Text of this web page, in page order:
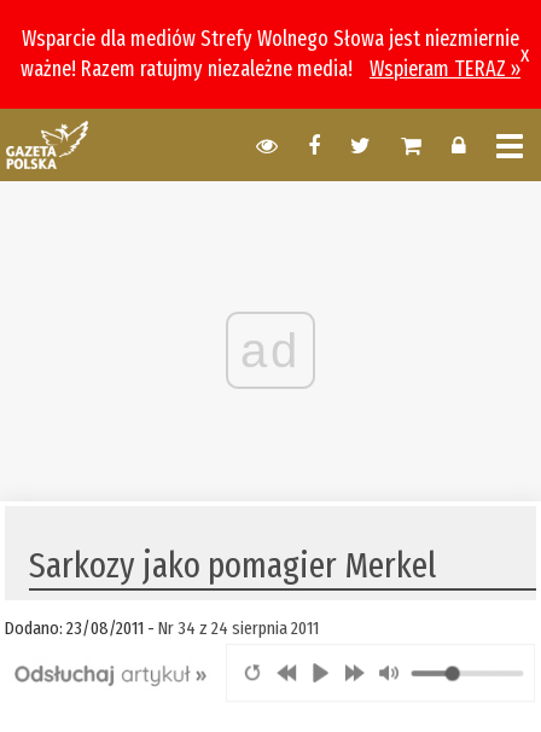
Wsparcie dla mediów Strefy Wolnego Słowa jest niezmiernie
ważne! Razem ratujmy niezależne media!
Wspieram TERAZ »
x
ad
Sarkozy jako pomagier Merkel
Dodano: 23/08/2011 -Nr 34 z 24 sierpnia 2011